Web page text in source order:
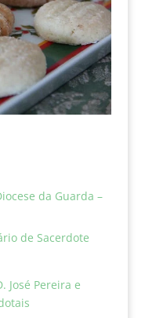
da Guarda –
de Sacerdote
José Pereira e